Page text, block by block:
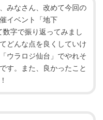
みなさん、改めて今回の
イベント「地下
数字で振り返ってみまし
どんな点を良くしていけ
ウラロジ仙台」でやれそ
す。また、良かったこと